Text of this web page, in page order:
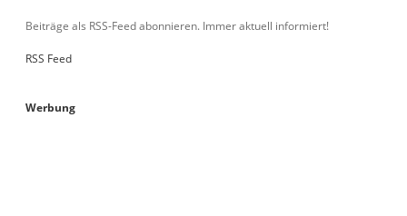
Beiträge als RSS-Feed abonnieren. Immer aktuell informiert!
RSS Feed
Werbung